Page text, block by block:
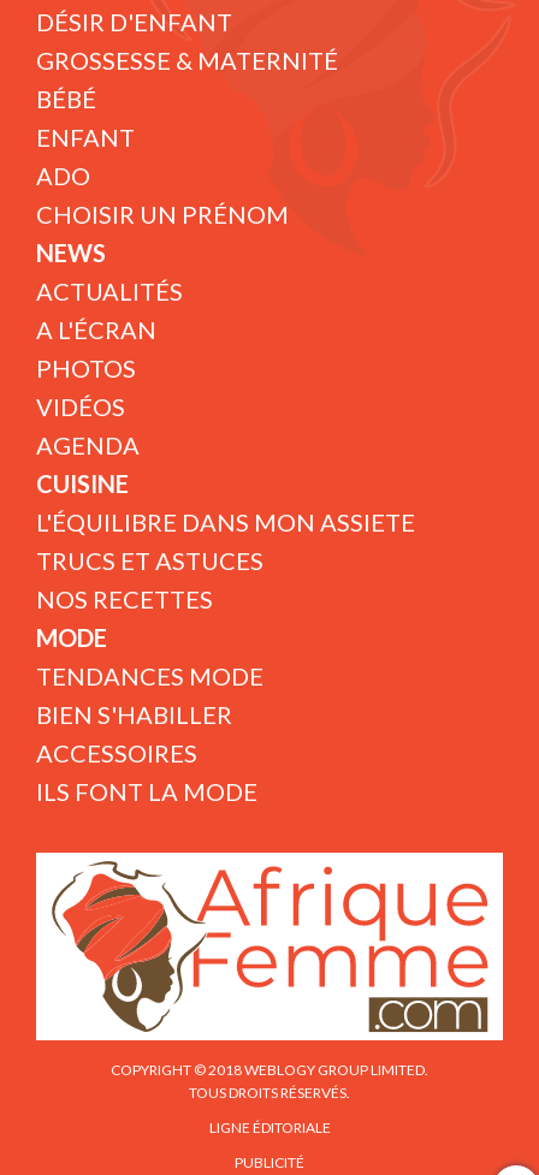
DÉSIR D'ENFANT
GROSSESSE & MATERNITÉ
BÉBÉ
ENFANT
ADO
CHOISIR UN PRÉNOM
NEWS
ACTUALITÉS
A L'ÉCRAN
PHOTOS
VIDÉOS
AGENDA
CUISINE
L'ÉQUILIBRE DANS MON ASSIETE
TRUCS ET ASTUCES
NOS RECETTES
MODE
TENDANCES MODE
BIEN S'HABILLER
ACCESSOIRES
ILS FONT LA MODE
COPYRIGHT © 2018 WEBLOGY GROUP LIMITED.
TOUS DROITS RÉSERVÉS.
LIGNE ÉDITORIALE
PUBLICITÉ